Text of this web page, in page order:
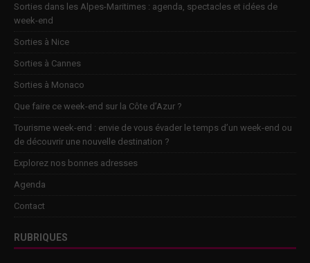
Sorties dans les Alpes-Maritimes : agenda, spectacles et idées de
week-end
Sorties à Nice
Sorties à Cannes
Sorties à Monaco
Que faire ce week-end sur la Côte d’Azur ?
Tourisme week-end : envie de vous évader le temps d’un week-end ou
de découvrir une nouvelle destination ?
Explorez nos bonnes adresses
Agenda
Contact
RUBRIQUES